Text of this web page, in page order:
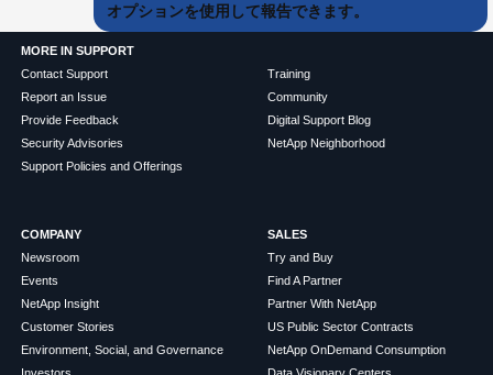
オプションを使用して報告できます。
MORE IN SUPPORT
Contact Support
Report an Issue
Provide Feedback
Security Advisories
Support Policies and Offerings
Training
Community
Digital Support Blog
NetApp Neighborhood
COMPANY
Newsroom
Events
NetApp Insight
Customer Stories
Environment, Social, and Governance
SALES
Try and Buy
Find A Partner
Partner With NetApp
US Public Sector Contracts
NetApp OnDemand Consumption